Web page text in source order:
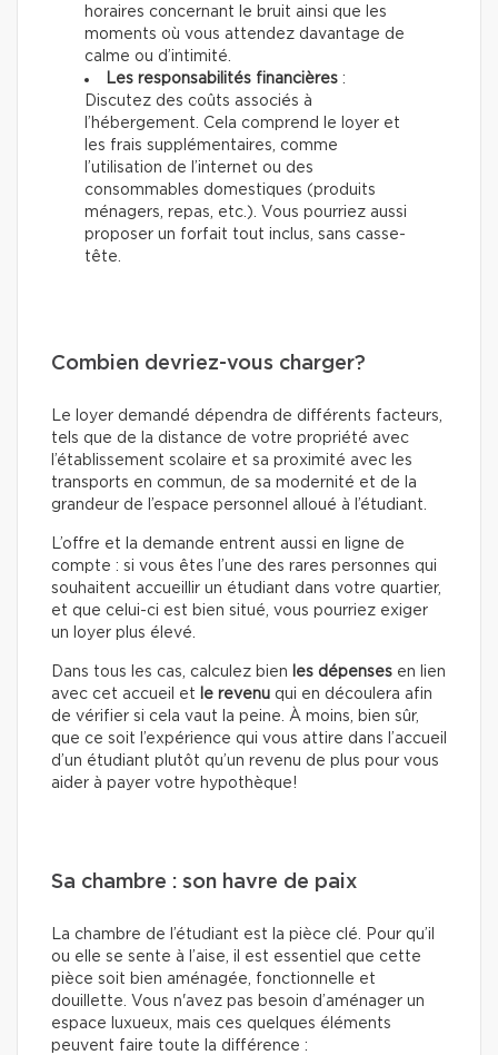
horaires concernant le bruit ainsi que les
moments où vous attendez davantage de
calme ou d’intimité.
Les responsabilités financières :
Discutez des coûts associés à
l’hébergement. Cela comprend le loyer et
les frais supplémentaires, comme
l’utilisation de l’internet ou des
consommables domestiques (produits
ménagers, repas, etc.). Vous pourriez aussi
proposer un forfait tout inclus, sans casse-
tête.
Combien devriez-vous charger?
Le loyer demandé dépendra de différents facteurs,
tels que de la distance de votre propriété avec
l’établissement scolaire et sa proximité avec les
transports en commun, de sa modernité et de la
grandeur de l’espace personnel alloué à l’étudiant.
L’offre et la demande entrent aussi en ligne de
compte : si vous êtes l’une des rares personnes qui
souhaitent accueillir un étudiant dans votre quartier,
et que celui-ci est bien situé, vous pourriez exiger
un loyer plus élevé.
Dans tous les cas, calculez bien les dépenses en lien
avec cet accueil et
le revenu qui en découlera afin
de vérifier si cela vaut la peine. À moins, bien sûr,
que ce soit l’expérience qui vous attire dans l’accueil
d’un étudiant plutôt qu’un revenu de plus pour vous
aider à payer votre hypothèque!
Sa chambre : son havre de paix
La chambre de l’étudiant est la pièce clé. Pour qu’il
ou elle se sente à l’aise, il est essentiel que cette
pièce soit bien aménagée, fonctionnelle et
douillette. Vous n'avez pas besoin d’aménager un
espace luxueux, mais ces quelques éléments
peuvent faire toute la différence :